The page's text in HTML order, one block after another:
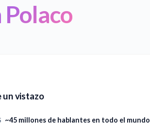
un vistazo
~45 millones de hablantes en todo el mundo